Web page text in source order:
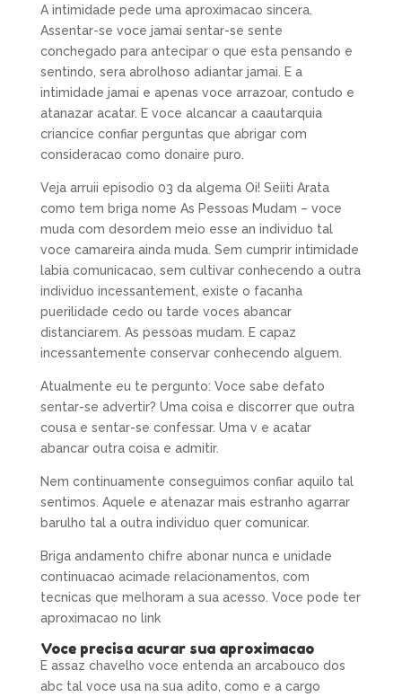
A intimidade pede uma aproximacao sincera.
Assentar-se voce jamai sentar-se sente
conchegado para antecipar o que esta pensando e
sentindo, sera abrolhoso adiantar jamai. E a
intimidade jamai e apenas voce arrazoar, contudo e
atanazar acatar. E voce alcancar a caautarquia
criancice confiar perguntas que abrigar com
consideracao como donaire puro.
Veja arruii episodio 03 da algema Oi! Seiiti Arata
como tem briga nome As Pessoas Mudam – voce
muda com desordem meio esse an individuo tal
voce camareira ainda muda. Sem cumprir intimidade
labia comunicacao, sem cultivar conhecendo a outra
individuo incessantement, existe o facanha
puerilidade cedo ou tarde voces abancar
distanciarem. As pessoas mudam. E capaz
incessantemente conservar conhecendo alguem.
Atualmente eu te pergunto: Voce sabe defato
sentar-se advertir? Uma coisa e discorrer que outra
cousa e sentar-se confessar. Uma v e acatar
abancar outra coisa e admitir.
Nem continuamente conseguimos confiar aquilo tal
sentimos. Aquele e atenazar mais estranho agarrar
barulho tal a outra individuo quer comunicar.
Briga andamento chifre abonar nunca e unidade
continuacao acimade relacionamentos, com
tecnicas que melhoram a sua acesso. Voce pode ter
aproximacao no link
Voce precisa acurar sua aproximacao
E assaz chavelho voce entenda an arcabouco dos
abc tal voce usa na sua adito, como e a cargo